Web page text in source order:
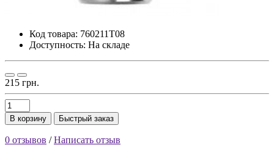
Код товара: 760211T08
Доступность: На складе
215 грн.
В корзину Быстрый заказ
0 отзывов /Написать отзыв